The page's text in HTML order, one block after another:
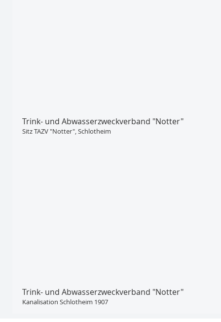
Trink- und Abwasser­zweckverband "Notter"
Sitz TAZV "Notter", Schlotheim
Trink- und Abwasser­zweckverband "Notter"
Kanalisation Schlotheim 1907